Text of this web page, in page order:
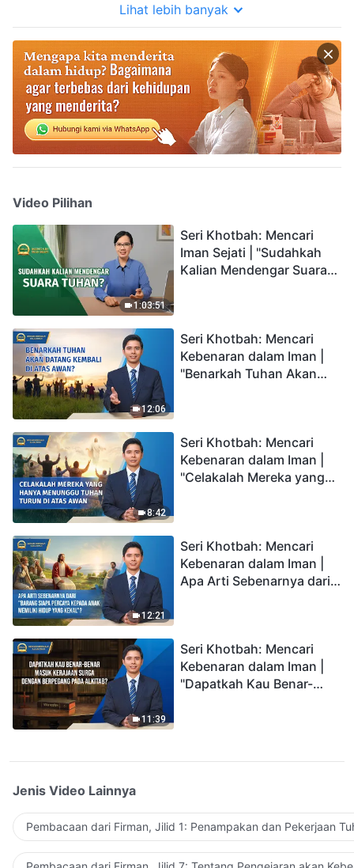
Lihat lebih banyak
Video Pilihan
1:03:51
Seri Khotbah: Mencari
Iman Sejati | "Sudahkah
Kalian Mendengar Suara
12:06
Seri Khotbah: Mencari
Kebenaran dalam Iman |
"Benarkah Tuhan Akan
8:42
Seri Khotbah: Mencari
Kebenaran dalam Iman |
"Celakalah Mereka yang
12:21
Seri Khotbah: Mencari
Kebenaran dalam Iman |
Apa Arti Sebenarnya dari
11:39
Seri Khotbah: Mencari
Kebenaran dalam Iman |
"Dapatkah Kau Benar-
Jenis Video Lainnya
Pembacaan dari Firman, Jilid 1: Penampakan dan Pekerjaan